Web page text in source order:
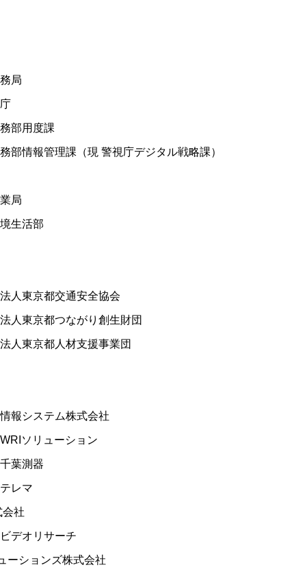
局
部用度課
部情報管理課（現 警視庁デジタル戦略課）
局
生活部
人東京都交通安全協会
人東京都つながり創生財団
人東京都人材支援事業団
報システム株式会社
ソリューション
葉測器
レマ
社
デオリサーチ
ーションズ株式会社